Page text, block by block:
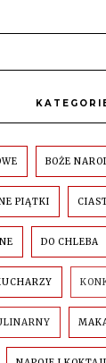
BOŻE
PIĄTKI
DO CHLEBA